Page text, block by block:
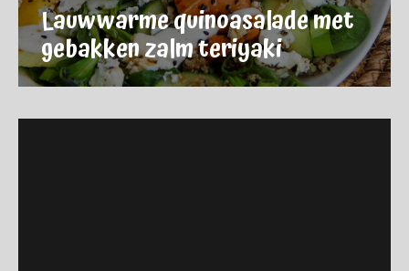
Lauwwarme quinoasalade met
gebakken zalm teriyaki